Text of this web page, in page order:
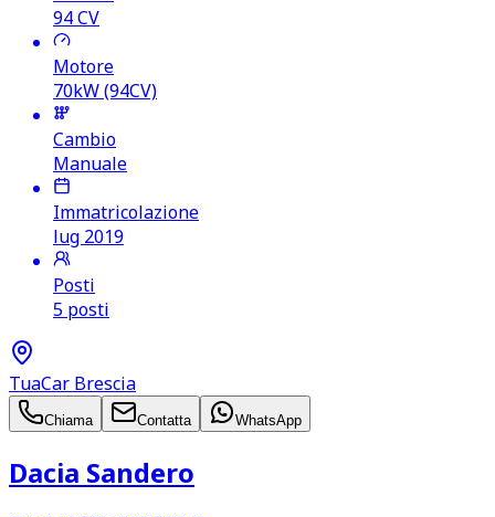
94CV
Motore
70kW (94CV)
Cambio
Manuale
Immatricolazione
lug 2019
Posti
5 posti
TuaCar Brescia
Chiama Contatta WhatsApp
Dacia Sandero